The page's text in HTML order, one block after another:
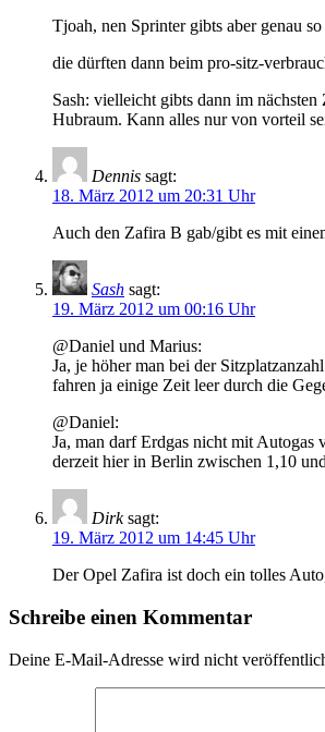
Tjoah, nen Sprinter gibts aber genau
die dürften dann beim pro-sitz-
Sash: vielleicht gibts dann im
Hubraum. Kann alles nur von vorteil
Dennis sagt:
18. März 2012 um 20:31 Uhr
Auch den Zafira B gab/gibt es mit
Sash sagt:
19. März 2012 um 00:16 Uhr
@Daniel und Marius:
Ja, je höher man bei der
fahren ja einige Zeit leer durch die
@Daniel:
Ja, man darf Erdgas nicht mit Autogas
derzeit hier in Berlin zwischen 1,10
Dirk sagt:
19. März 2012 um 14:45 Uhr
Der Opel Zafira ist doch ein tolles
Schreibe einen Kommentar
Deine E-Mail-Adresse wird nicht